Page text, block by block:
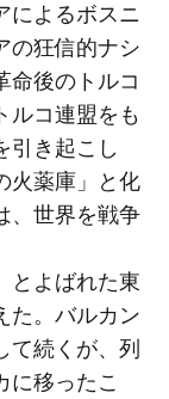
によるボスニ
の狂信的ナシ
命後のトルコ
ルコ連盟をも
引き起こし
火薬庫」と化
、世界を戦争
とよばれた東
た。バルカン
て続くが、列
に移ったこ